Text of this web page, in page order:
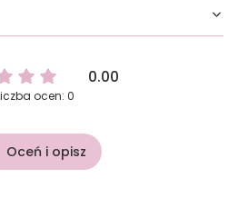
0.00
ocen: 0
Oceń i opisz